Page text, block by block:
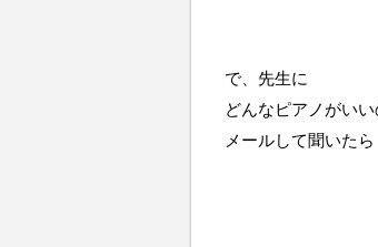
で、先生に
どんなピアノがい
メールして聞いたら